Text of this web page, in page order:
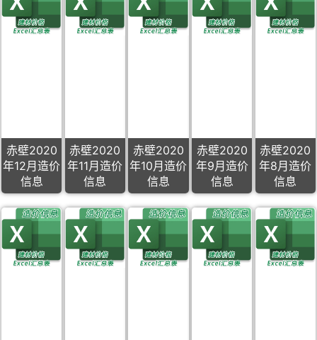
赤壁2020
年12月造价
信息
赤壁2020
年11月造价
信息
赤壁2020
年10月造价
信息
赤壁2020
年9月造价
信息
赤壁2020
年8月造价
信息